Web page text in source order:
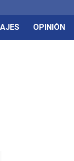
OPINIÓN